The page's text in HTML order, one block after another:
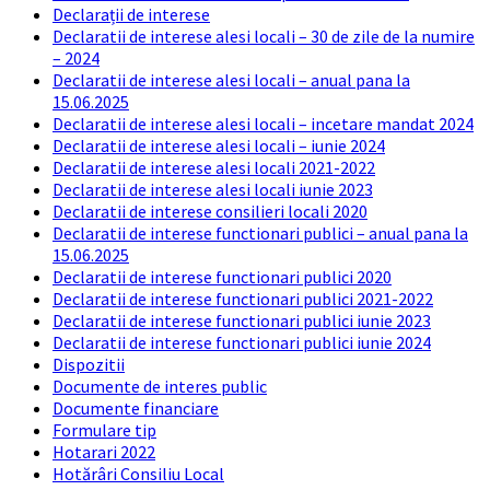
Declarații de interese
Declaratii de interese alesi locali – 30 de zile de la numire
– 2024
Declaratii de interese alesi locali – anual pana la
15.06.2025
Declaratii de interese alesi locali – incetare mandat 2024
Declaratii de interese alesi locali – iunie 2024
Declaratii de interese alesi locali 2021-2022
Declaratii de interese alesi locali iunie 2023
Declaratii de interese consilieri locali 2020
Declaratii de interese functionari publici – anual pana la
15.06.2025
Declaratii de interese functionari publici 2020
Declaratii de interese functionari publici 2021-2022
Declaratii de interese functionari publici iunie 2023
Declaratii de interese functionari publici iunie 2024
Dispozitii
Documente de interes public
Documente financiare
Formulare tip
Hotarari 2022
Hotărâri Consiliu Local